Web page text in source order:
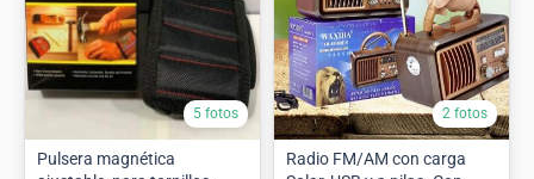
5 fotos
Pulsera magnética
2 fotos
Radio FM/AM con carga